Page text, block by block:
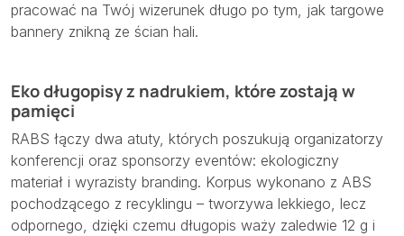
pracować na Twój wizerunek długo po tym, jak targowe
bannery znikną ze ścian hali.
Eko długopisy z nadrukiem, które zostają w
pamięci
RABS łączy dwa atuty, których poszukują organizatorzy
konferencji oraz sponsorzy eventów: ekologiczny
materiał i wyrazisty branding. Korpus wykonano z ABS
pochodzącego z recyklingu – tworzywa lekkiego, lecz
odpornego, dzięki czemu długopis waży zaledwie 12 g i